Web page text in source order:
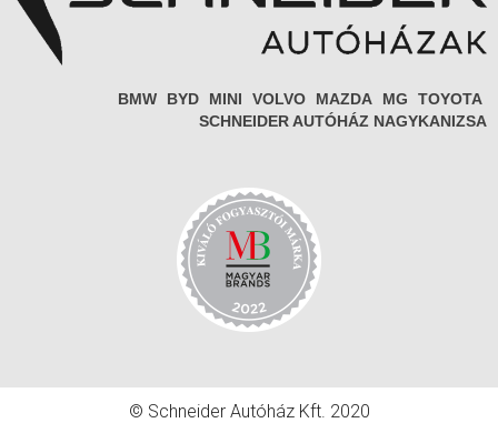
BMW BYD MINI VOLVO MAZDA MG
TOYOTA
SCHNEIDER AUTÓHÁZ NAGYKANIZSA
© Schneider Autóház Kft. 2020